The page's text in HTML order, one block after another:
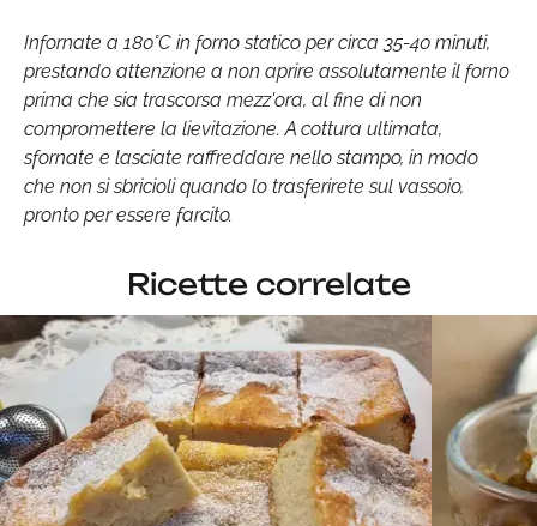
Infornate a 180°C in forno statico per circa 35-40 minuti,
prestando attenzione a non aprire assolutamente il forno
prima che sia trascorsa mezz'ora, al fine di non
compromettere la lievitazione. A cottura ultimata,
sfornate e lasciate raffreddare nello stampo, in modo
che non si sbricioli quando lo trasferirete sul vassoio,
pronto per essere farcito.
Ricette correlate